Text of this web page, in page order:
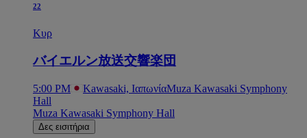
22
Κυρ
バイエルン放送交響楽団
5:00 PM Kawasaki, ΙαπωνίαMuza Kawasaki Symphony
Hall
Muza Kawasaki Symphony Hall
Δες εισιτήρια